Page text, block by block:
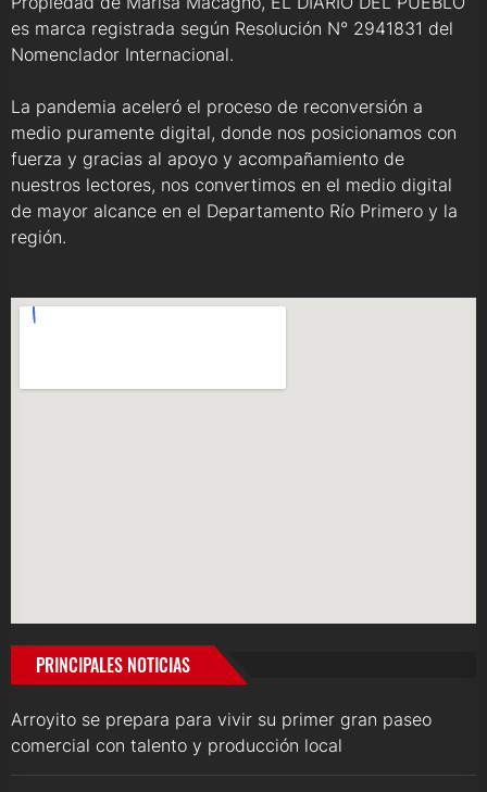
es marca registrada según Resolución N° 2941831 del
Nomenclador Internacional.
La pandemia aceleró el proceso de reconversión a
medio puramente digital, donde nos posicionamos con
fuerza y gracias al apoyo y acompañamiento de
nuestros lectores, nos convertimos en el medio digital
de mayor alcance en el Departamento Río Primero y la
región.
PRINCIPALES NOTICIAS
Arroyito se prepara para vivir su primer gran paseo
comercial con talento y producción local